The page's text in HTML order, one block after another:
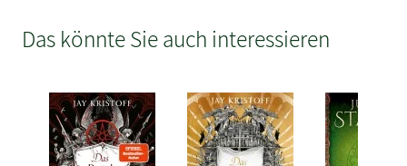
Das könnte Sie auch interessieren